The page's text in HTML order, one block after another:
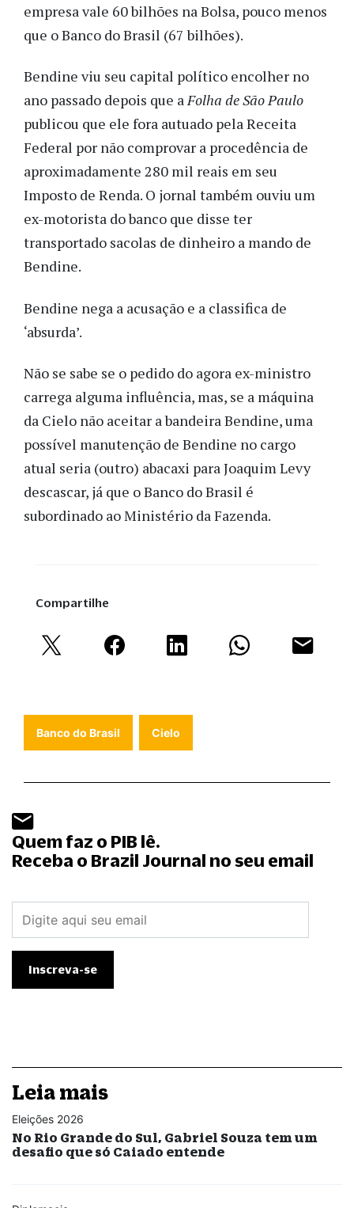
empresa vale 60 bilhões na Bolsa, pouco menos
que o Banco do Brasil (67 bilhões).
Bendine viu seu capital político encolher no
ano passado depois que aFolha de São Paulo
publicou que ele fora autuado pela Receita
Federal por não comprovar a procedência de
aproximadamente 280 mil reais em seu
Imposto de Renda. O jornal também ouviu um
ex-motorista do banco que disse ter
transportado sacolas de dinheiro a mando de
Bendine.
Bendine nega a acusação e a classifica de
‘absurda’.
Não se sabe se o pedido do agora ex-ministro
carrega alguma influência, mas, se a máquina
da Cielo não aceitar a bandeira Bendine, uma
possível manutenção de Bendine no cargo
atual seria (outro) abacaxi para Joaquim Levy
descascar, já que o Banco do Brasil é
subordinado ao Ministério da Fazenda.
Compartilhe
Banco do Brasil Cielo
Quem faz o PIB lê.
Receba o Brazil Journal no seu email
Leia mais
Eleições 2026
No Rio Grande do Sul, Gabriel Souza tem um
desafio que só Caiado entende